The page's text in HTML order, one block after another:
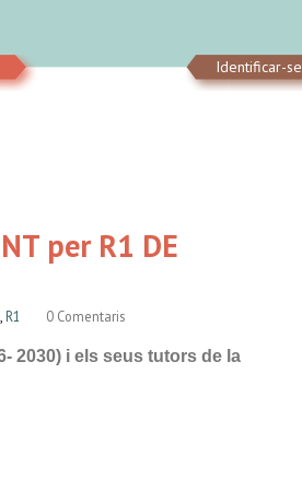
Identificar-se
per R1 DE
R1 0 Comentaris
2030) i els seus tutors de la